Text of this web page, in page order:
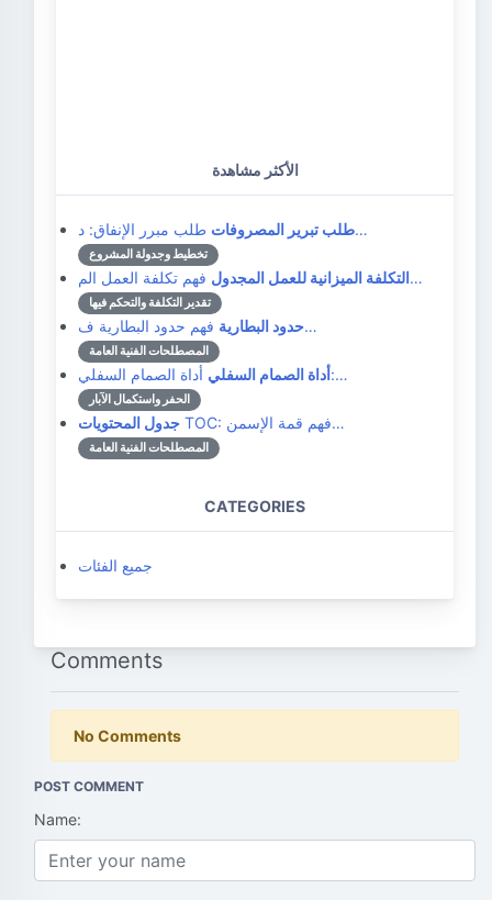
الأكثر مشاهدة
طلب تبرير المصروفاتطلب مبرر الإنفاق: د…
تخطيط وجدولة المشروع
التكلفة الميزانية للعمل المجدولفهم تكلفة العمل الم…
تقدير التكلفة والتحكم فيها
حدود البطاريةفهم حدود البطارية ف…
المصطلحات الفنية العامة
أداة الصمام السفليأداة الصمام السفلي:…
الحفر واستكمال الآبار
جدول المحتويات TOC: فهم قمة الإسمن…
المصطلحات الفنية العامة
CATEGORIES
جميع الفئات
Comments
No Comments
POST COMMENT
Name: